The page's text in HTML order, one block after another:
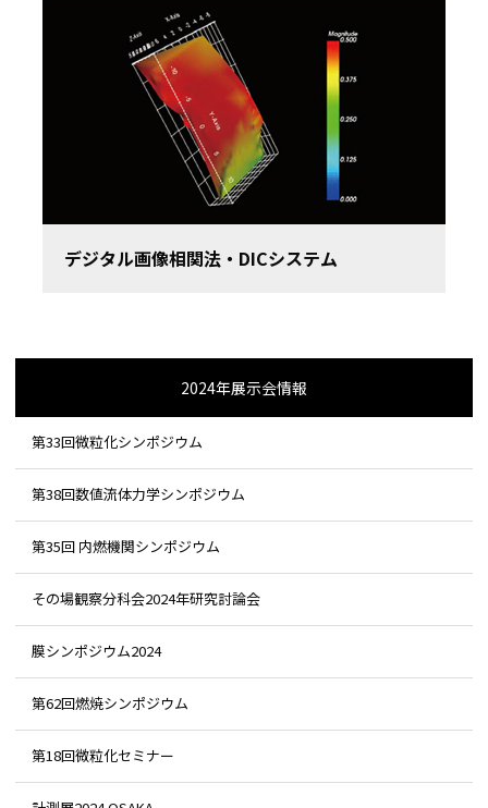
デジタル画像相関法・DICシステム
2024年展示会情報
第33回微粒化シンポジウム
第38回数値流体力学シンポジウム
第35回 内燃機関シンポジウム
その場観察分科会2024年研究討論会
膜シンポジウム2024
第62回燃焼シンポジウム
第18回微粒化セミナー